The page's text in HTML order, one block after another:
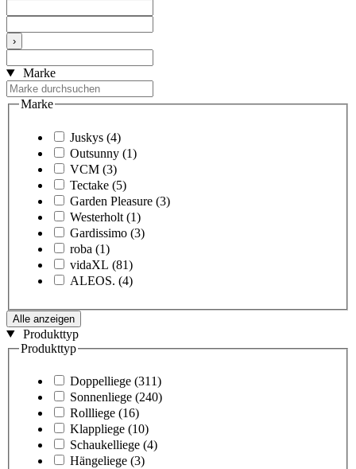
›
Marke
Marke
Juskys (4)
Outsunny (1)
VCM (3)
Tectake (5)
Garden Pleasure (3)
Westerholt (1)
Gardissimo (3)
roba (1)
vidaXL (81)
ALEOS. (4)
Alle anzeigen
Produkttyp
Produkttyp
Doppelliege (311)
Sonnenliege (240)
Rollliege (16)
Klappliege (10)
Schaukelliege (4)
Hängeliege (3)